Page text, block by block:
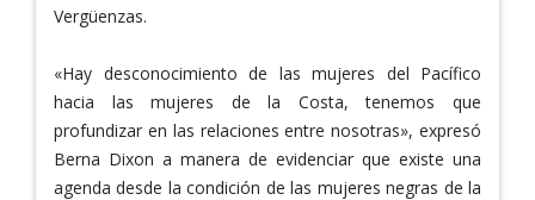
Vergüenzas.
«Hay desconocimiento de las mujeres del Pacífico
hacia las mujeres de la Costa, tenemos que
profundizar en las relaciones entre nosotras», expresó
Berna Dixon a manera de evidenciar que existe una
agenda desde la condición de las mujeres negras de la